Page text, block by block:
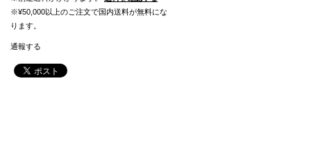
※¥50,000以上のご注文で国内送料が無料にな
ります。
通報する